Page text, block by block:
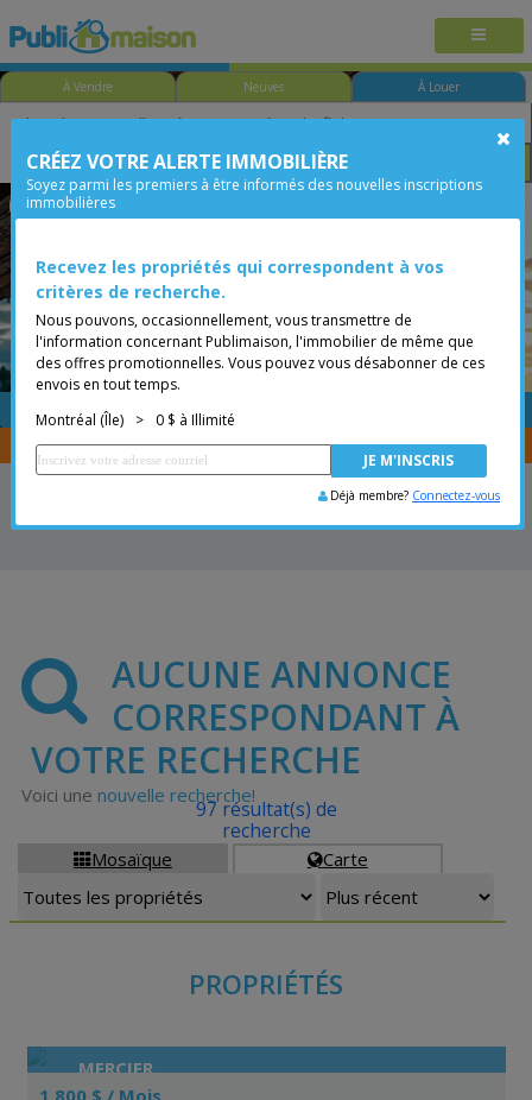
À Vendre Neuves À Louer
Taille Prix
Montréal-Nord
Placer une annonce
Vous êtes courtier, transférer vos propriétés avecCENTRIS
AUCUNE ANNONCE
CORRESPONDANT À
VOTRE RECHERCHE
Voici une nouvelle recherche!
Mosaïque Carte
97 résultat(s) de
recherche
PROPRIÉTÉS
MERCIER
1 800 $ / Mois
CRÉEZ VOTRE ALERTE IMMOBILIÈRE
Soyez parmi les premiers à être informés des nouvelles inscriptions
immobilières
Recevez les propriétés qui correspondent à vos
critères de recherche.
Nous pouvons, occasionnellement, vous transmettre de
l'information concernant Publimaison, l'immobilier de même que
des offres promotionnelles. Vous pouvez vous désabonner de ces
envois en tout temps.
Montréal (Île)
> 0 $ à Illimité
Déjà membre? Connectez-vous